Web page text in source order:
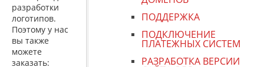
разработки
логотипов.
Поэтому у нас
вы также
можете
заказать:
ПОДДЕРЖКА
ПОДКЛЮЧЕНИЕ
ПЛАТЕЖНЫХ СИСТЕМ
РАЗРАБОТКА ВЕРСИИ